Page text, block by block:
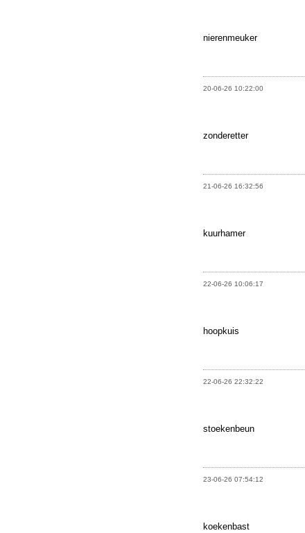
nierenmeuker
20-06-26 10:22:00
zonderetter
21-06-26 16:32:56
kuurhamer
22-06-26 10:06:17
hoopkuis
22-06-26 22:32:22
stoekenbeun
23-06-26 07:54:12
koekenbast